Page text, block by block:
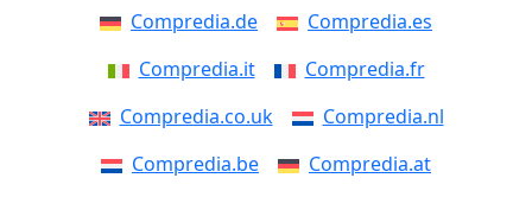
Compredia.de
Compredia.es
Compredia.it
Compredia.fr
Compredia.co.uk
Compredia.nl
Compredia.be
Compredia.at